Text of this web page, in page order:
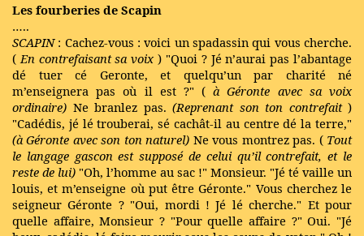
Les fourberies de Scapin
…..
SCAPIN : Cachez-vous : voici un spadassin qui vous cherche.
( En contrefaisant sa voix ) "Quoi ? Jé n’aurai pas l’abantage
dé tuer cé Geronte, et quelqu’un par charité né
m’enseignera pas où il est ?" ( à Géronte avec sa voix
ordinaire) Ne branlez pas. (Reprenant son ton contrefait )
"Cadédis, jé lé trouberai, sé cachât-il au centre dé la terre,"
(à Géronte avec son ton naturel) Ne vous montrez pas. ( Tout
le langage gascon est supposé de celui qu’il contrefait, et le
reste de lui) "Oh, l’homme au sac !" Monsieur. "Jé té vaille un
louis, et m’enseigne où put être Géronte." Vous cherchez le
seigneur Géronte ? "Oui, mordi ! Jé lé cherche." Et pour
quelle affaire, Monsieur ? "Pour quelle affaire ?" Oui. "Jé